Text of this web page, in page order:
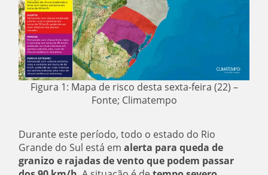
Figura 1: Mapa de risco desta sexta-feira (22) –
Fonte; Climatempo
Durante este período, todo o estado do Rio
Grande do Sul está emalerta para queda de
granizo e rajadas de vento que podem passar